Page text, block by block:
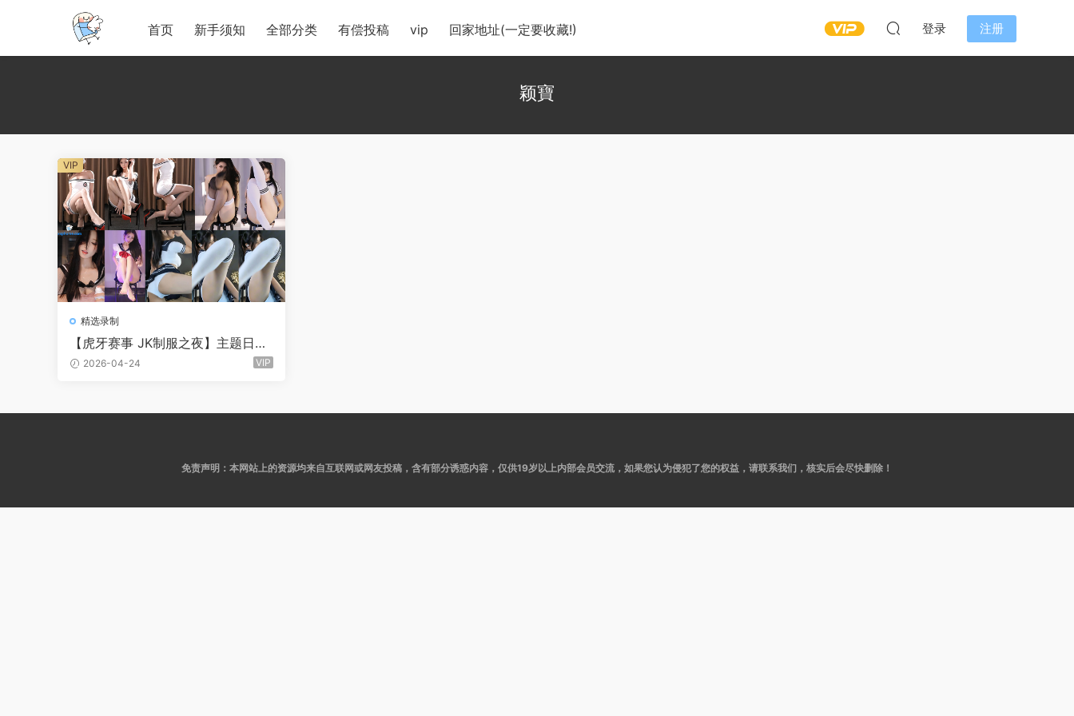
首页 新手须知 全部分类 有偿投稿 vip 回家地址(一定要收藏!) 登录 注册
颖寶
精选录制
【虎牙赛事 JK制服之夜】主题日各
种丝袜长腿 超短裤动感抖胸顶臀！
2026-04-24 VIP
VIP
免责声明：本网站上的资源均来自互联网或网友投稿，含有部分诱惑内容，仅供19岁以上内部会员交流，如果您认为侵犯了您的权益，请联系我们，核实后会尽快删除！